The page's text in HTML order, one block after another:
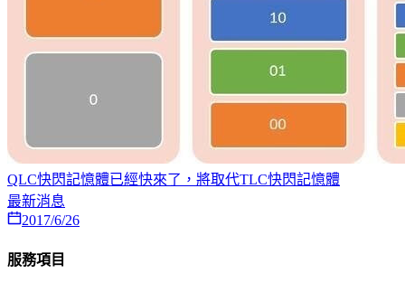
QLC快閃記憶體已經快來了，將取代TLC快閃記憶體
最新消息
2017/6/26
服務項目